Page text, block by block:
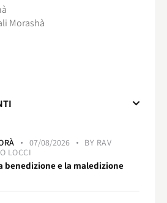
Morashà
07/08/2026 BY RAV
LOCCI
benedizione e la maledizione